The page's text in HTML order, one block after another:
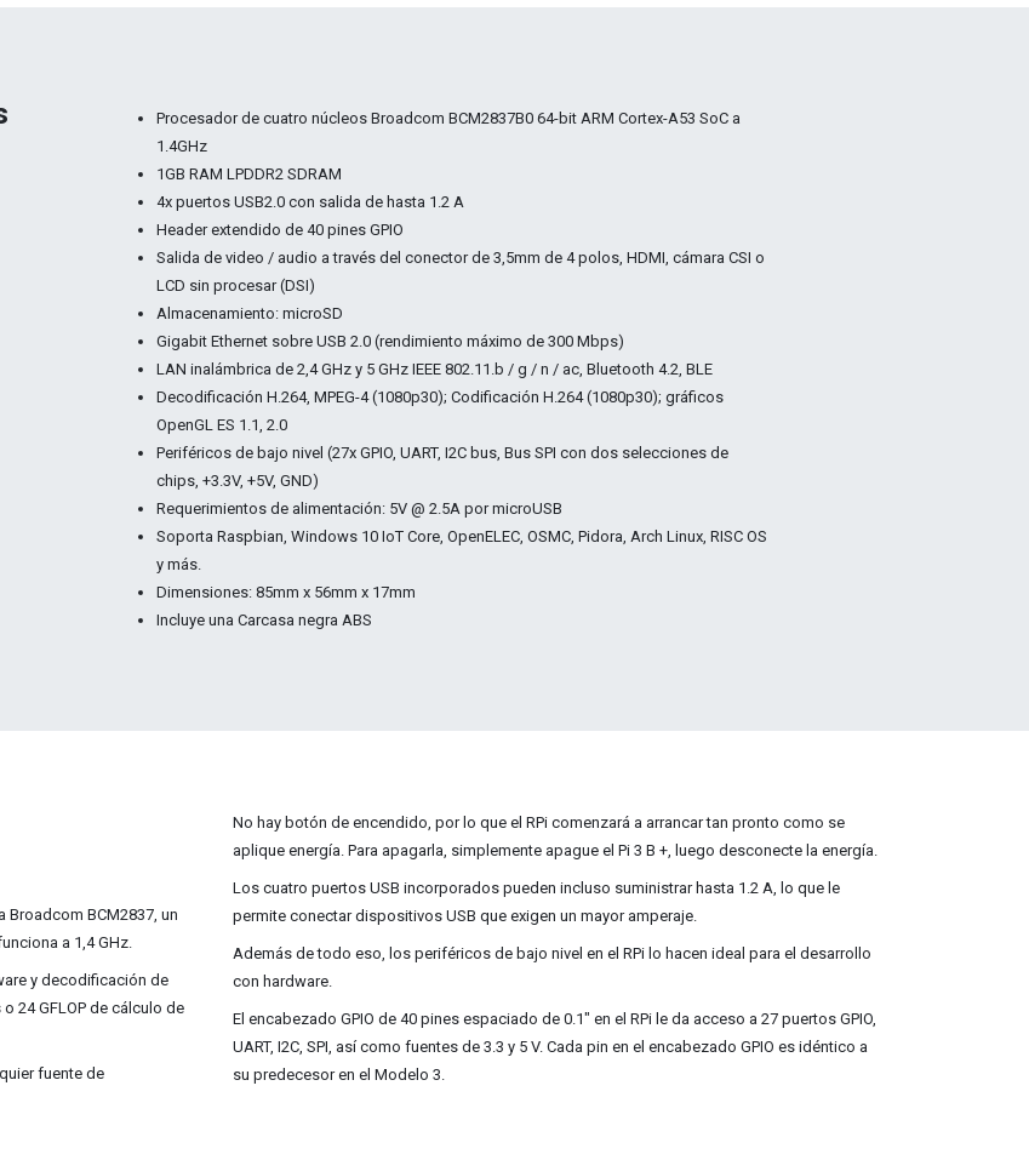
Procesador de cuatro núcleos Broadcom BCM2837B0 64-bit ARM Cortex-A53 SoC a
1.4GHz
1GB RAM LPDDR2 SDRAM
4x puertos USB2.0 con salida de hasta 1.2 A
Header extendido de 40 pines GPIO
Salida de video / audio a través del conector de 3,5mm de 4 polos, HDMI, cámara CSI o
LCD sin procesar (DSI)
Almacenamiento: microSD
Gigabit Ethernet sobre USB 2.0 (rendimiento máximo de 300 Mbps)
LAN inalámbrica de 2,4 GHz y 5 GHz IEEE 802.11.b / g / n / ac, Bluetooth 4.2, BLE
Decodificación H.264, MPEG-4 (1080p30); Codificación H.264 (1080p30); gráficos
OpenGL ES 1.1, 2.0
Periféricos de bajo nivel (27x GPIO, UART, I2C bus, Bus SPI con dos selecciones de
chips, +3.3V, +5V, GND)
Requerimientos de alimentación: 5V @ 2.5A por microUSB
Soporta Raspbian, Windows 10 IoT Core, OpenELEC, OSMC, Pidora, Arch Linux, RISC OS
y más.
Dimensiones: 85mm x 56mm x 17mm​
Incluye una Carcasa negra ABS
Broadcom BCM2837, un
a 1,4 GHz.
y decodificación de
24 GFLOP de cálculo de
fuente de
No hay botón de encendido, por lo que el RPi comenzará a arrancar tan pronto como se
aplique energía. Para apagarla, simplemente apague el Pi 3 B +, luego desconecte la energía.
Los cuatro puertos USB incorporados pueden incluso suministrar hasta 1.2 A, lo que le
permite conectar dispositivos USB que exigen un mayor amperaje.
Además de todo eso, los periféricos de bajo nivel en el RPi lo hacen ideal para el desarrollo
con hardware.
El encabezado GPIO de 40 pines espaciado de 0.1" en el RPi le da acceso a 27 puertos GPIO,
UART, I2C, SPI, así como fuentes de 3.3 y 5 V. Cada pin en el encabezado GPIO es idéntico a
su predecesor en el Modelo 3.